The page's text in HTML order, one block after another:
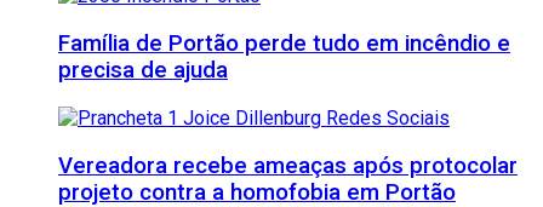
Família de Portão perde tudo em incêndio e
precisa de ajuda
Vereadora recebe ameaças após protocolar
projeto contra a homofobia em Portão